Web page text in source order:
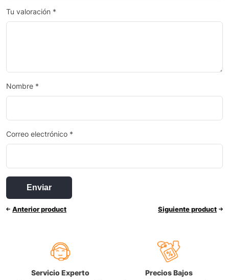
Tu valoración *
Nombre *
Correo electrónico *
Anterior product Siguiente product
Servicio Experto Precios Bajos